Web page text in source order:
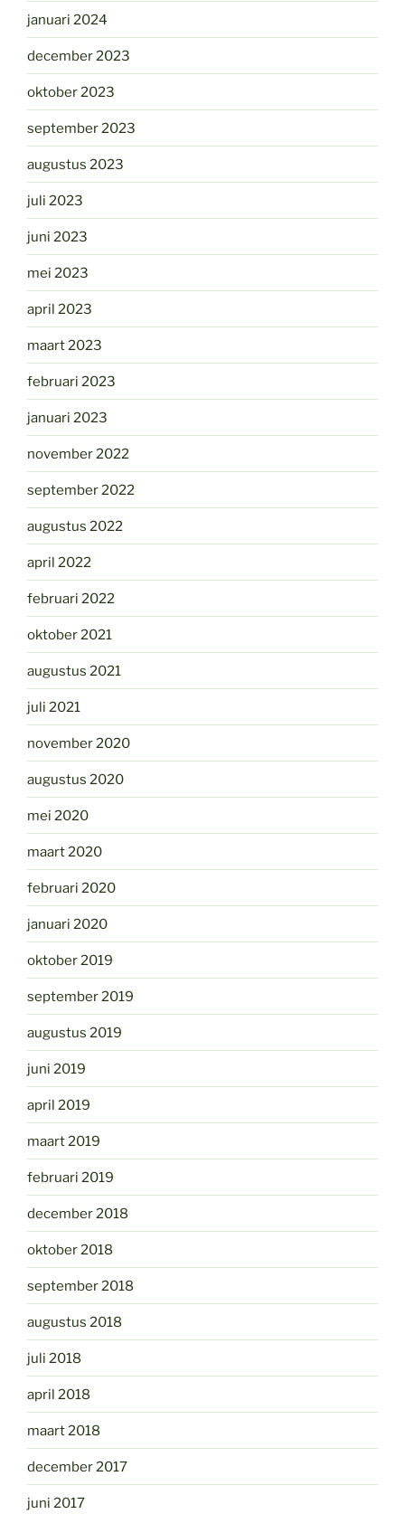
januari 2024
december 2023
oktober 2023
september 2023
augustus 2023
juli 2023
juni 2023
mei 2023
april 2023
maart 2023
februari 2023
januari 2023
november 2022
september 2022
augustus 2022
april 2022
februari 2022
oktober 2021
augustus 2021
juli 2021
november 2020
augustus 2020
mei 2020
maart 2020
februari 2020
januari 2020
oktober 2019
september 2019
augustus 2019
juni 2019
april 2019
maart 2019
februari 2019
december 2018
oktober 2018
september 2018
augustus 2018
juli 2018
april 2018
maart 2018
december 2017
juni 2017